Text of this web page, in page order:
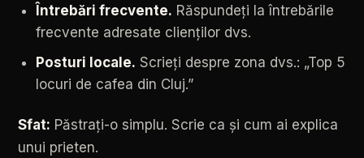
Întrebări frecvente. Răspundeți la întrebările
frecvente adresate clienților dvs.
Posturi locale. Scrieți despre zona dvs.: „Top 5
locuri de cafea din Cluj.”
Sfat: Păstrați-o simplu. Scrie ca și cum ai explica
unui prieten.